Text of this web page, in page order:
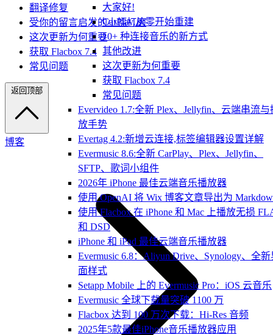
大家好!
CarPlay,从零开始重建
10+ 种连接音乐的新方式
其他改进
这次更新为何重要
获取 Flacbox 7.4
常见问题
Evervideo 1.7:全新 Plex、Jellyfin、云端串流与
放手势
Evertag 4.2:新增云连接,标签编辑器设置详解
Evermusic 8.6:全新 CarPlay、Plex、Jellyfin、
SFTP、歌词小组件
2026年 iPhone 最佳云端音乐播放器
使用 OpenAI 将 Wix 博客文章导出为
使用 Flacbox 在 iPhone 和 Mac 上播放无损
和 DSD
iPhone 和 iPad 最佳云端音乐播放器
Evermusic 6.8：Aliyun Drive、Synology、全新
面样式
Setapp Mobile 上的 Evermusic Pro：iOS 云音乐
Evermusic 全球下载量突破 1100 万
Flacbox 达到 100 万次下载：Hi-Res 音频
2025年5款最佳iPhone音乐播放器应用
翻译修复
受你的留言启发的小幅打磨
这次更新为何重要
获取 Flacbox 7.4
常见问题
返回顶部
博客